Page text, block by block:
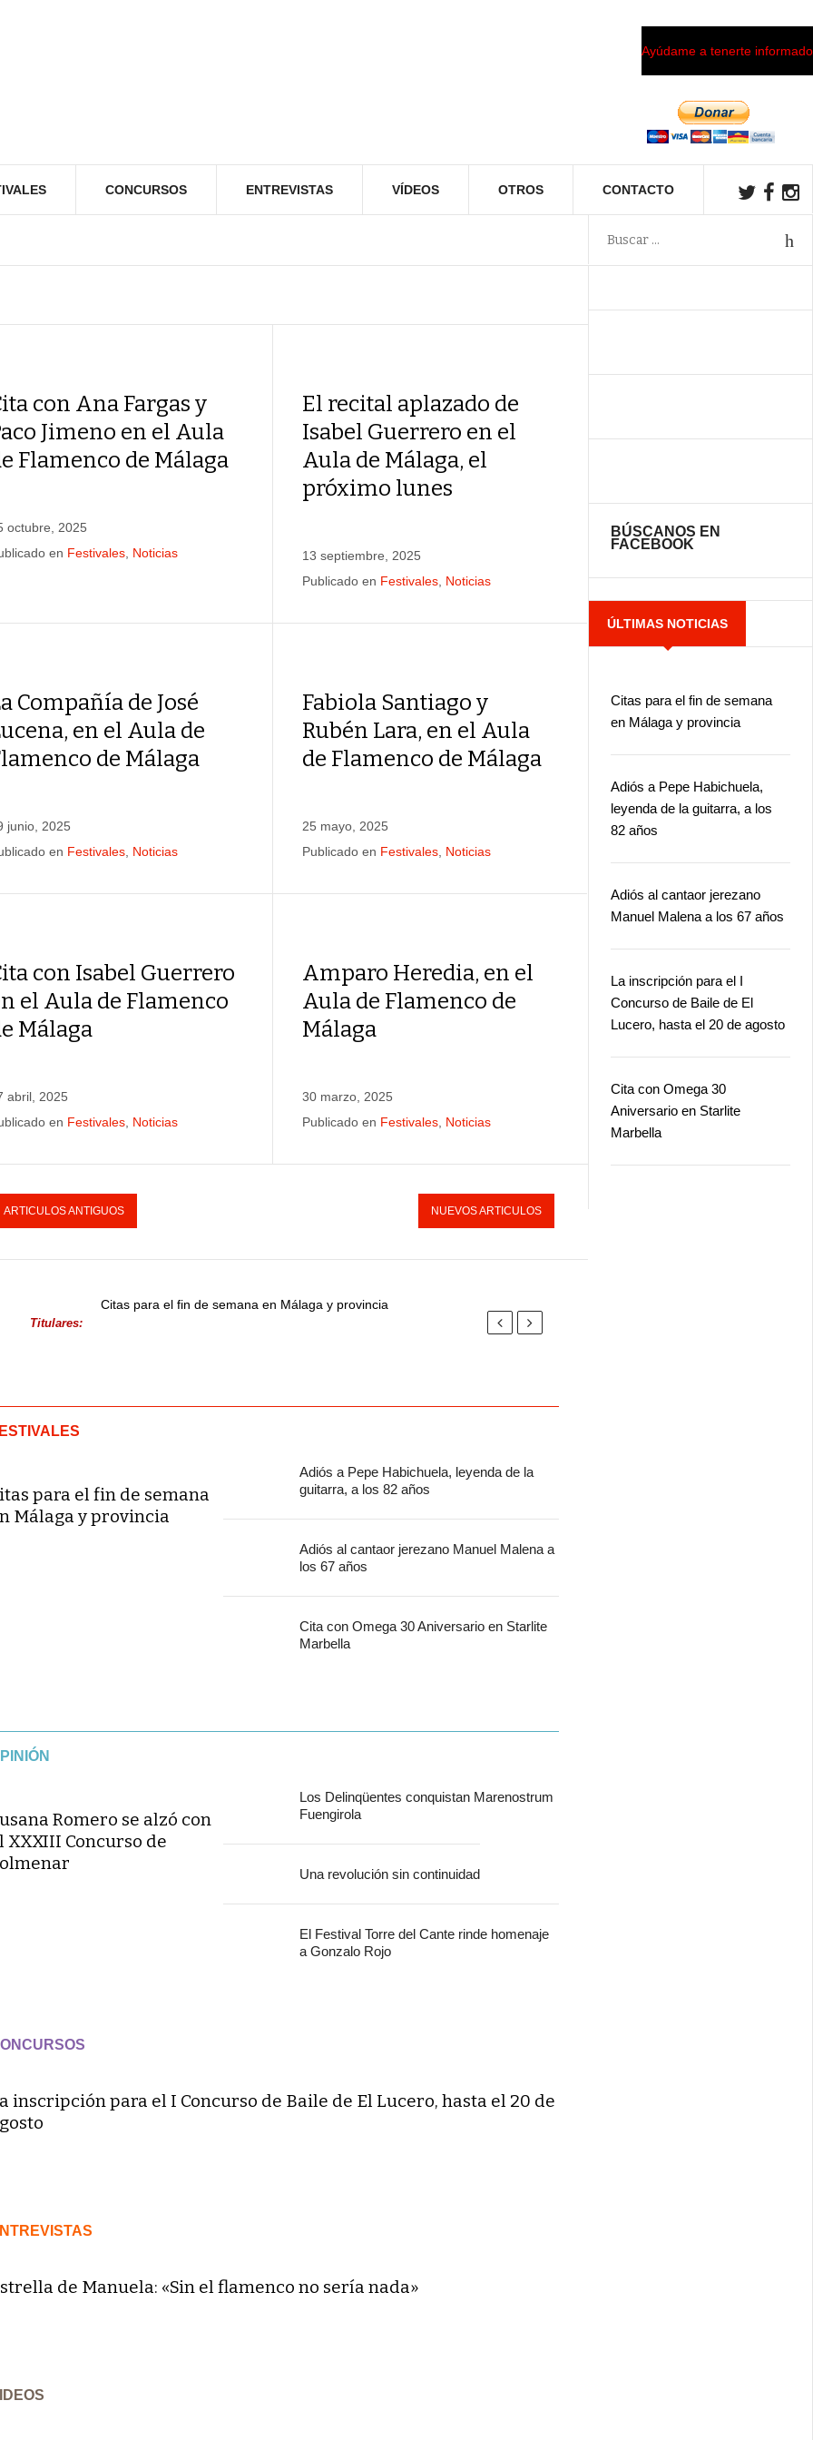
Ayúdame a tenerte informado
CONCURSOS ENTREVISTAS VÍDEOS OTROS CONTACTO
con Ana Fargas y
Jimeno en el Aula
Flamenco de Málaga
octubre, 2025
en Festivales Noticias
El recital aplazado de
Isabel Guerrero en el
Aula de Málaga, el
próximo lunes
13 septiembre, 2025
Publicado en Festivales Noticias
Compañía de José
en el Aula de
de Málaga
junio, 2025
en Festivales Noticias
Fabiola Santiago y
Rubén Lara, en el Aula
de Flamenco de Málaga
25 mayo, 2025
Publicado en Festivales Noticias
con Isabel Guerrero
el Aula de Flamenco
Málaga
abril, 2025
en Festivales Noticias
Amparo Heredia, en el
Aula de Flamenco de
Málaga
30 marzo, 2025
Publicado en Festivales Noticias
ARTICULOS ANTIGUOS NUEVOS ARTICULOS
Titulares:
Citas para el fin de semana en Málaga y provincia
para el fin de semana
Málaga y provincia
Adiós a Pepe Habichuela, leyenda de la
guitarra, a los 82 años
Adiós al cantaor jerezano Manuel Malena a
los 67 años
Cita con Omega 30 Aniversario en Starlite
Marbella
Romero se alzó con
XXXIII Concurso de
Los Delinqüentes conquistan Marenostrum
Fuengirola
Una revolución sin continuidad
El Festival Torre del Cante rinde homenaje
a Gonzalo Rojo
inscripción para el I Concurso de Baile de El Lucero, hasta el 20 de
de Manuela: «Sin el flamenco no sería nada»
BÚSCANOS EN
FACEBOOK
ÚLTIMAS NOTICIAS
Citas para el fin de semana
en Málaga y provincia
Adiós a Pepe Habichuela,
leyenda de la guitarra, a los
82 años
Adiós al cantaor jerezano
Manuel Malena a los 67 años
La inscripción para el I
Concurso de Baile de El
Lucero, hasta el 20 de agosto
Cita con Omega 30
Aniversario en Starlite
Marbella